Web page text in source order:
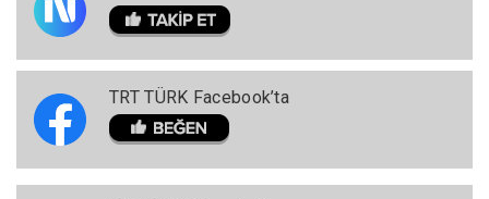
TRT TÜRK Facebook’ta